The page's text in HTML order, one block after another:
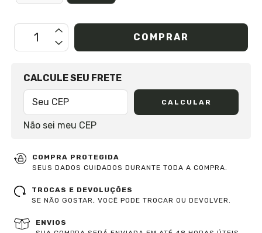
OPÇÕES DE FRETE
CALCULE SEU FRETE
CALCULAR
Não sei meu CEP
COMPRA PROTEGIDA
SEUS DADOS CUIDADOS DURANTE TODA A COMPRA.
TROCAS E DEVOLUÇÕES
SE NÃO GOSTAR, VOCÊ PODE TROCAR OU DEVOLVER.
ENVIOS